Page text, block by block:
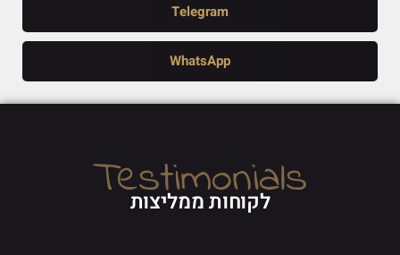
Telegram
WhatsApp
Testimonials
לקוחות ממליצות